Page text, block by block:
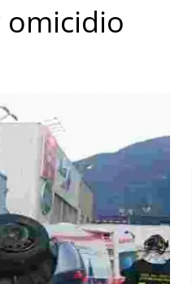
omicidio